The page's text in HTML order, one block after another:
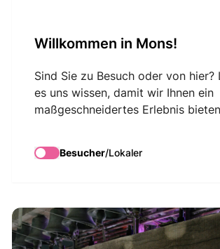
Willkommen in Mons!
Sind Sie zu Besuch oder von hier?
es uns wissen, damit wir Ihnen ein
maßgeschneidertes Erlebnis
Besucher/Lokaler
Glockenspiel-
Konzerte